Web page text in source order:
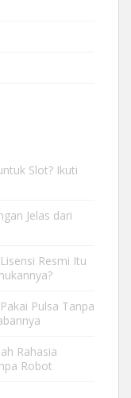
Slot? Ikuti
Jelas dari
Resmi Itu
Pulsa Tanpa
Rahasia
Robot